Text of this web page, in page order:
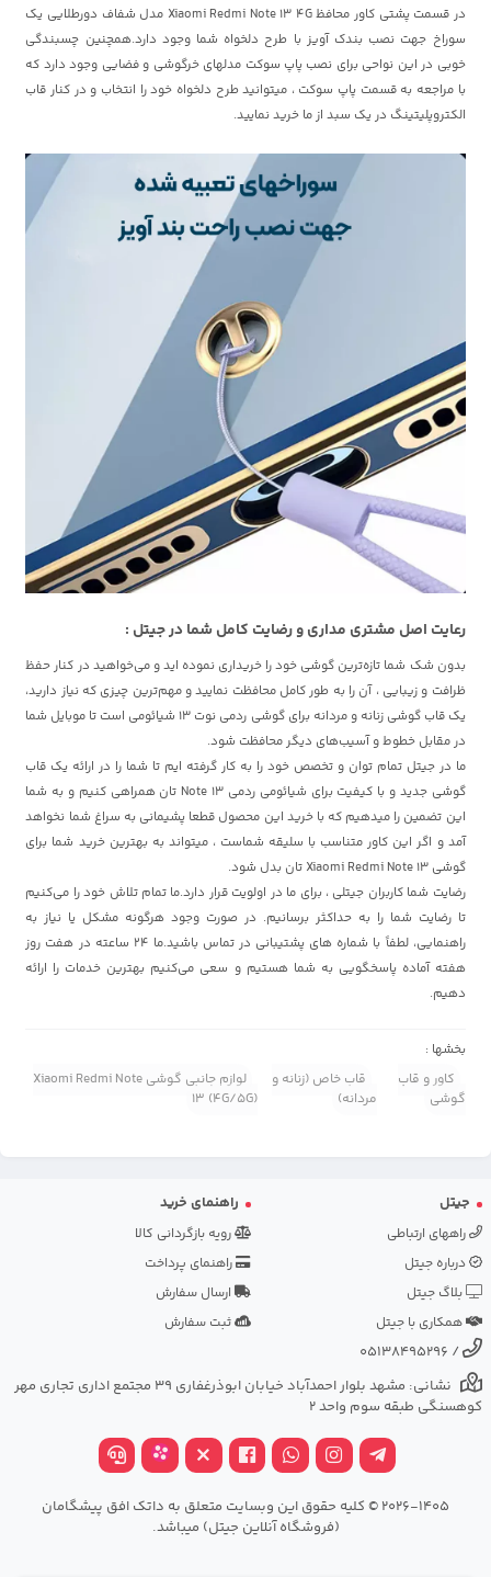
در قسمت پشتی کاور محافظ Xiaomi Redmi Note 13 4G مدل شفاف دورطلایی یک
سوراخ جهت نصب بندک آویز با طرح دلخواه شما وجود دارد.همچنین چسبندگی
خوبی در این نواحی برای نصب پاپ سوکت مدلهای خرگوشی و فضایی وجود دارد که
با مراجعه به قسمت پاپ سوکت ، میتوانید طرح دلخواه خود را انتخاب و در کنار قاب
الکتروپلیتینگ در یک سبد از ما خرید نمایید.
رعایت اصل مشتری مداری و رضایت کامل شما در جیتل :
بدون شک شما تازه‌ترین گوشی خود را خریداری نموده اید و می‌خواهید در کنار حفظ
ظرافت و زیبایی ، آن را به طور کامل محافظت نمایید و مهم‌ترین چیزی که نیاز دارید،
یک قاب گوشی زنانه و مردانه برای گوشی ردمی نوت 13 شیائومی است تا موبایل شما
در مقابل خطوط و آسیب‌های دیگر محافظت شود.
ما در جیتل تمام توان و تخصص خود را به کار گرفته ایم تا شما را در ارائه یک قاب
گوشی جدید و با کیفیت برای شیائومی ردمی Note 13 تان همراهی کنیم و به شما
این تضمین را میدهیم که با خرید این محصول قطعا پشیمانی به سراغ شما نخواهد
آمد و اگر این کاور متناسب با سلیقه شماست ، میتواند به بهترین خرید شما برای
گوشی Xiaomi Redmi Note 13 تان بدل شود.
رضایت شما کاربران جیتلی ، برای ما در اولویت قرار دارد.ما تمام تلاش خود را می‌کنیم
تا رضایت شما را به حداکثر برسانیم. در صورت وجود هرگونه مشکل یا نیاز به
راهنمایی، لطفاً با شماره های پشتیبانی در تماس باشید.ما 24 ساعته در هفت روز
هفته آماده پاسخگویی به شما هستیم و سعی می‌کنیم بهترین خدمات را ارائه
دهیم.
بخشها :
کاور و قاب
گوشی
قاب خاص (زنانه و
مردانه)
لوازم جانبی گوشی Xiaomi Redmi Note
13 (4G/5G)
جیتل
راههای ارتباطی
درباره جیتل
بلاگ جیتل
همکاری با جیتل
راهنمای خرید
رویه بازگردانی کالا
راهنمای پرداخت
ارسال سفارش
ثبت سفارش
/
05138495296
نشانی: مشهد بلوار احمدآباد خیابان ابوذرغفاری 39 مجتمع اداری تجاری مهر
کوهسنگی طبقه سوم واحد 2
2026-1405 © کلیه حقوق این وبسایت متعلق به داتک افق پیشگامان
(فروشگاه آنلاین جیتل) میباشد.